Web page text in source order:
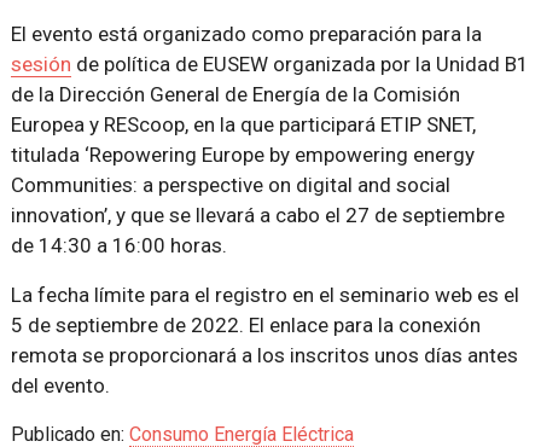
El evento está organizado como preparación para la
sesión de política de EUSEW organizada por la Unidad B1
de la Dirección General de Energía de la Comisión
Europea y REScoop, en la que participará ETIP SNET,
titulada ‘Repowering Europe by empowering energy
Communities: a perspective on digital and social
innovation’, y que se llevará a cabo el 27 de septiembre
de 14:30 a 16:00 horas.
La fecha límite para el registro en el seminario web es el
5 de septiembre de 2022. El enlace para la conexión
remota se proporcionará a los inscritos unos días antes
del evento.
Publicado en: Consumo Energía Eléctrica